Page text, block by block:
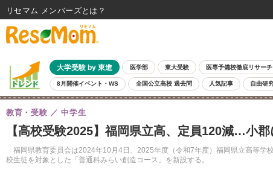
大学受験 by 東進 医学部 東大受験 医専予備校徹底リサーチ
8月開催イベント・WS 全国公立高校 過去問 人気記事 自由研
【高校受験2025】福岡県立高、定員120減…小郡
福岡県教育委員会は2024年10月4日、2025年度（令和7年度）福岡県立高等学
校生徒を対象とした「普通科みらい創造コース」を新設する。
教育・受験 中学生
リセマム メンバーズ